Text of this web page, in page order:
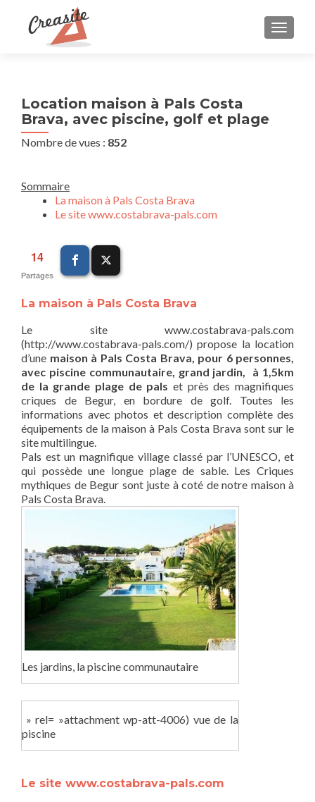
Location maison à Pals Costa
Brava, avec piscine, golf et plage
Nombre de vues : 852
Sommaire
La maison à Pals Costa Brava
Le site www.costabrava-pals.com
14
Partages
La maison à Pals Costa Brava
Le site www.costabrava-pals.com
(http://www.costabrava-pals.com/) propose la location
d’une maison à Pals Costa Brava, pour 6 personnes,
avec piscine communautaire, grand jardin, à 1,5km
de la grande plage de pals et près des magnifiques
criques de Begur, en bordure de golf. Toutes les
informations avec photos et description complète des
équipements de la maison à Pals Costa Brava sont sur le
site multilingue.
Pals est un magnifique village classé par l’UNESCO, et
qui possède une longue plage de sable. Les Criques
mythiques de Begur sont juste à coté de notre maison à
Pals Costa Brava.
Les jardins, la piscine communautaire
» rel= »attachment wp-att-4006) vue de la
piscine
Le site www.costabrava-pals.com